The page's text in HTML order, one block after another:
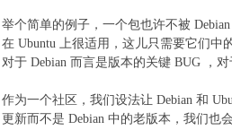
举个简单的例子，一个包也许不被
在 Ubuntu 上很适用，这儿只需要它们中
对于 Debian 而言是版本的关键 BUG ，
作为一个社区，我们设法让 Debian 和
更新而不是 Debian 中的老版本，我们也